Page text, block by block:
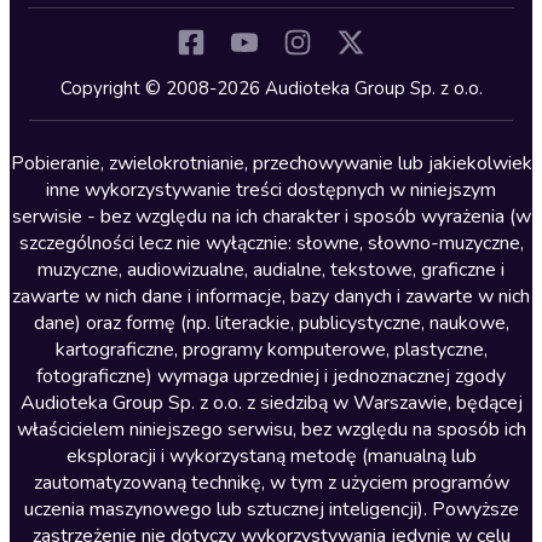
Kryminały
Lektury szkolne
Literatura anglojęzyczna
Literatura faktu
Literatura obyczajowa
Literatura piękna obca
Literatura piękna polska
Nagrania relaksacyjne
Nauka języków
Nauki humanistyczne
Podcasty i audycje
Polityka
Copyright © 2008-2026 Audioteka Group Sp. z o.o.
Pobieranie, zwielokrotnianie, przechowywanie lub jakiekolwiek
inne wykorzystywanie treści dostępnych w niniejszym
serwisie - bez względu na ich charakter i sposób wyrażenia (w
szczególności lecz nie wyłącznie: słowne, słowno-muzyczne,
muzyczne, audiowizualne, audialne, tekstowe, graficzne i
zawarte w nich dane i informacje, bazy danych i zawarte w nich
dane) oraz formę (np. literackie, publicystyczne, naukowe,
kartograficzne, programy komputerowe, plastyczne,
fotograficzne) wymaga uprzedniej i jednoznacznej zgody
Audioteka Group Sp. z o.o. z siedzibą w Warszawie, będącej
właścicielem niniejszego serwisu, bez względu na sposób ich
eksploracji i wykorzystaną metodę (manualną lub
zautomatyzowaną technikę, w tym z użyciem programów
uczenia maszynowego lub sztucznej inteligencji). Powyższe
zastrzeżenie nie dotyczy wykorzystywania jedynie w celu